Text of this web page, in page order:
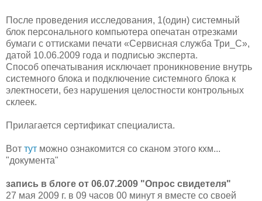
После проведения исследования, 1(один) системный
блок персонального компьютера опечатан отрезками
бумаги с оттисками печати «Сервисная служба Три_С»,
датой 10.06.2009 года и подписью эксперта.
Способ опечатывания исключает проникновение внутрь
системного блока и подключение системного блока к
электносети, без нарушения целостности контрольных
склеек.
Прилагается сертификат специалиста.
Вот тут можно ознакомится со сканом этого кхм...
"документа"
запись в блоге от 06.07.2009 "Опрос свидетеля"
27 мая 2009 г. в 09 часов 00 минут я вместе со своей